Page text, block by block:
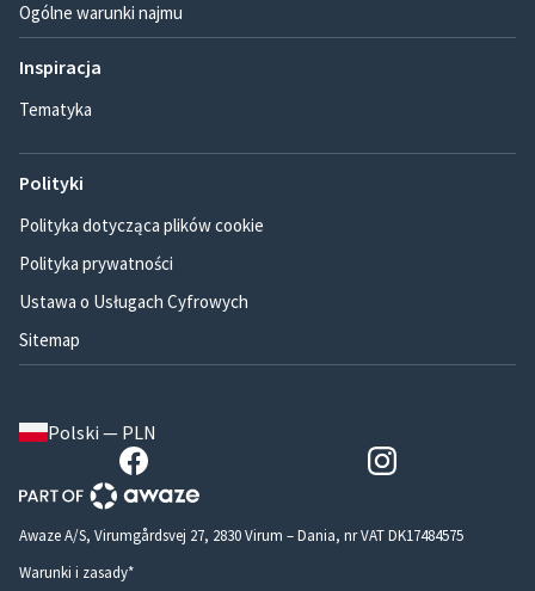
Ogólne warunki najmu
Inspiracja
Tematyka
Polityki
Polityka dotycząca plików cookie
Polityka prywatności
Ustawa o Usługach Cyfrowych
Sitemap
Polski — PLN
Awaze A/S, Virumgårdsvej 27, 2830 Virum – Dania, nr VAT DK17484575
Warunki i zasady*